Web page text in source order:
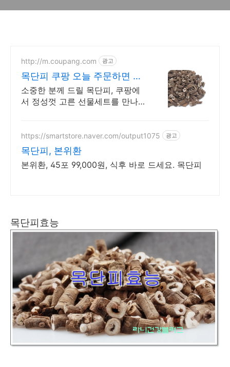
http://m.coupang.com 광고
목단피 쿠팡 오늘 주문하면 내
일 도착!
소중한 분께 드릴 목단피, 쿠팡에
서 정성껏 고른 선물세트를 만나보
택도 누리세요.
https://smartstore.naver.com/output1075 광고
목단피, 본위환
본위환, 45포 99,000원, 식후 바로 드세요. 목단피
목단피효능